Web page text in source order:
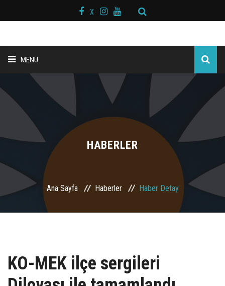
X
MENU
ANA SAYFA
BAŞKAN MESAJI
HAKKIMIZDA
KURS MERKEZLERİ
BRANŞLAR
KAYIT OL /GIRIŞ YAP
İLETİŞİM
HABERLER
Ana Sayfa Haberler Haber Detay
KO-MEK ilçe sergileri